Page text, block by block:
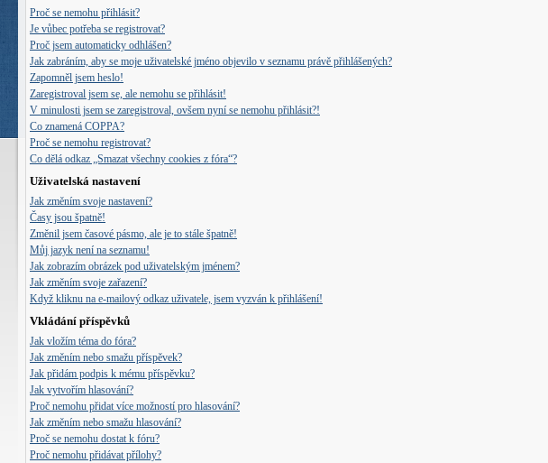
Proč se nemohu přihlásit?
Je vůbec potřeba se registrovat?
Proč jsem automaticky odhlášen?
Jak zabráním, aby se moje uživatelské jméno objevilo v seznamu právě přihlášených?
Zapomněl jsem heslo!
Zaregistroval jsem se, ale nemohu se přihlásit!
V minulosti jsem se zaregistroval, ovšem nyní se nemohu přihlásit?!
Co znamená COPPA?
Proč se nemohu registrovat?
Co dělá odkaz „Smazat všechny cookies z fóra“?
Uživatelská nastavení
Jak změním svoje nastavení?
Časy jsou špatně!
Změnil jsem časové pásmo, ale je to stále špatně!
Můj jazyk není na seznamu!
Jak zobrazím obrázek pod uživatelským jménem?
Jak změním svoje zařazení?
Když kliknu na e-mailový odkaz uživatele, jsem vyzván k přihlášení!
Vkládání příspěvků
Jak vložím téma do fóra?
Jak změním nebo smažu příspěvek?
Jak přidám podpis k mému příspěvku?
Jak vytvořím hlasování?
Proč nemohu přidat více možností pro hlasování?
Jak změním nebo smažu hlasování?
Proč se nemohu dostat k fóru?
Proč nemohu přidávat přílohy?